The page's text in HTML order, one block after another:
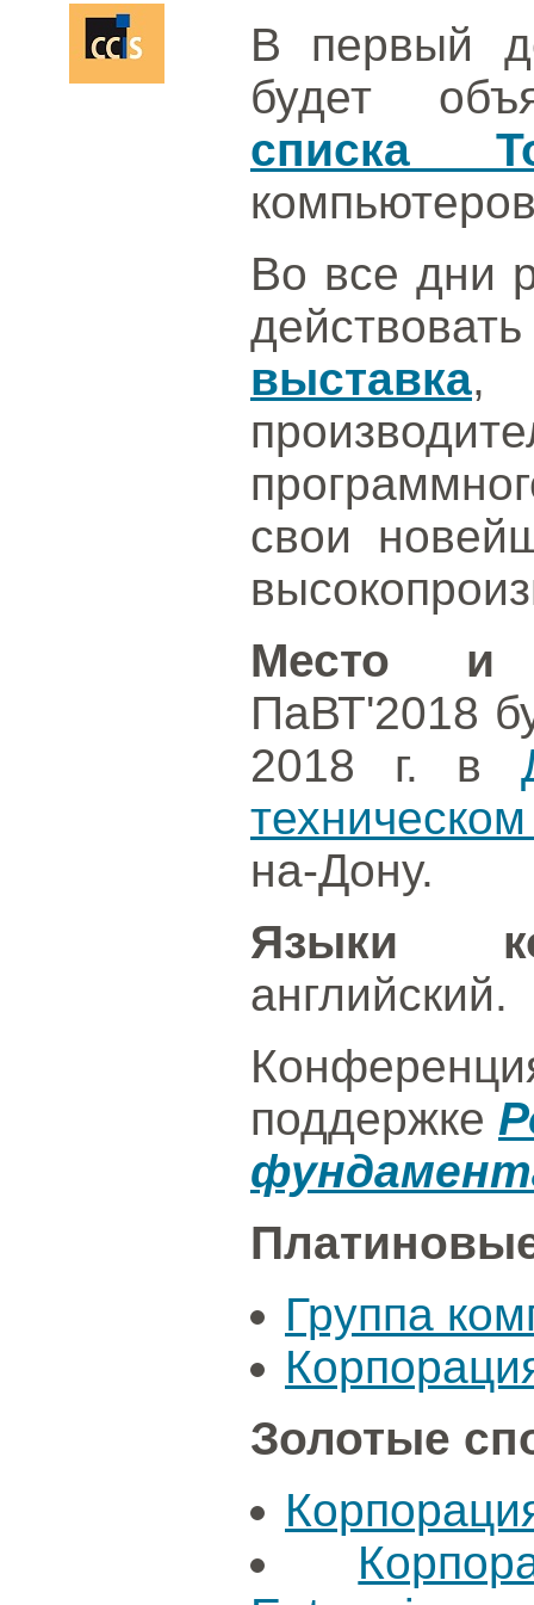
В первый
будет
списка
Во все дни
выставка,
свои
Место и
ПаВТ'2018
2018 г. в
на-Дону.
Языки
английский.
поддержке
Группа
Золотые